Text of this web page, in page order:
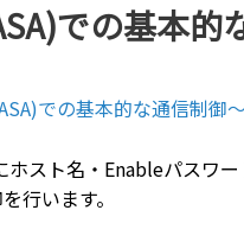
での基本的
での基本的な通信制御
ホスト名・Enableパスワ
行います。